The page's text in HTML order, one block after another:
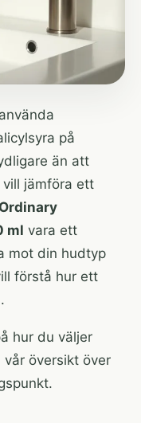
på
än att
jämföra ett
ml vara ett
mot din hudtyp
förstå hur ett
hur du väljer
vår översikt över